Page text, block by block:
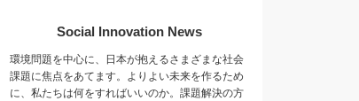
Social Innovation News
環境問題を中心に、日本が抱えるさまざまな社会
課題に焦点をあてます。よりよい未来を作るため
に、私たちは何をすればいいのか。課題解決の方